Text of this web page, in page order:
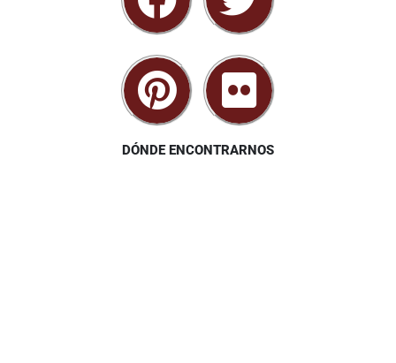
DÓNDE ENCONTRARNOS